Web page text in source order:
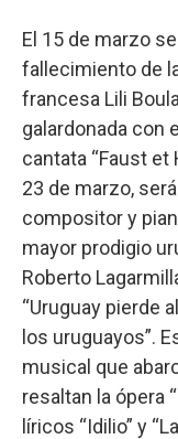
El 15 de marzo
fallecimiento de
francesa Lili
galardonada con
cantata “Faust et
23 de marzo,
compositor y
mayor prodigio
Roberto
“Uruguay pierde
los uruguayos”.
musical que
resaltan la ópera
líricos “Idilio” y